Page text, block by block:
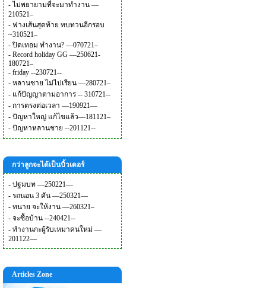
- ไม่พยายามที่จะมาทำงาน —
210521–
- ฟางเส้นสุดท้าย ทบทวนอีกรอบ
~310521–
-ปิดเทอม ทำงาน? —070721–
- Record holiday GG —250621-
180721–
- friday --230721--
- หลานชาย ไม่ไปเรียน —280721–
- แก้ปัญญาตามอาการ -- 310721--
- การตรงต่อเวลา —190921—
- ปัญหาใหญ่ แก้ไขแล้ว—181121–
- ปัญหาหลานชาย --201121--
กว่าลูกจะได้เป็นบิ้วเดอร์
- ปฐมบท —250221—
- รถนอน 3 คัน —250321—
- ทนาย จะให้งาน —260321–
- จะซื้อบ้าน --240421--
- ทำงานกะผู้รับเหมาคนใหม่ —
201122—
Articles Zone